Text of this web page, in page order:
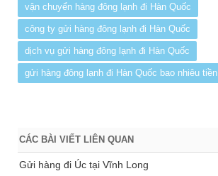
vận chuyển hàng đông lạnh đi Hàn Quốc
công ty gửi hàng đông lạnh đi Hàn Quốc
dịch vụ gửi hàng đông lạnh đi Hàn Quốc
gửi hàng đông lạnh đi Hàn Quốc bao nhiêu tiền
CÁC BÀI VIẾT LIÊN QUAN
Gửi hàng đi Úc tại Vĩnh Long